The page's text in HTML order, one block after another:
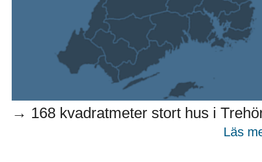
→ 168 kvadratmeter stort hus i
Läs